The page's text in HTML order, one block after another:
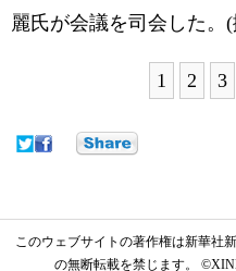
麗氏が会議を司会した
1 2 3
このウェブサイトの著作権は新華社
の無断転載を禁じます。